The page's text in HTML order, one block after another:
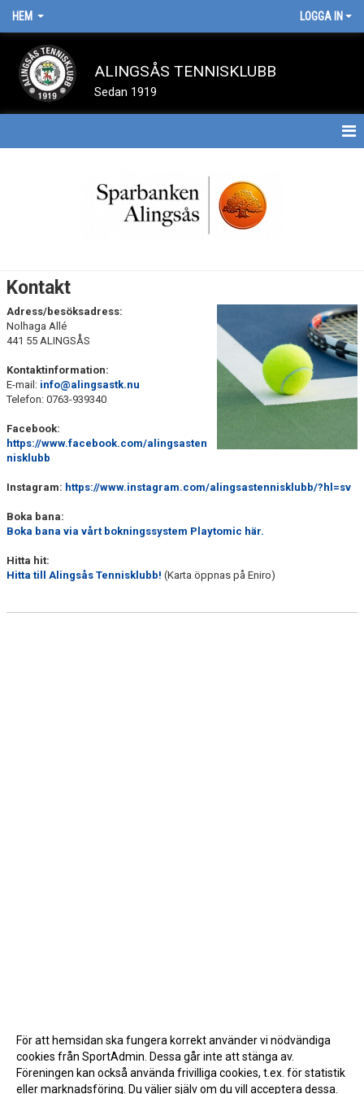
HEM LOGGA IN
ALINGSÅS TENNISKLUBB
Sedan 1919
OM KLUBBEN
TÄVLINGAR
BILDGALLERI
TRYGG TENNIS
KONTAKT
KLUBBSHOP
Kontakt
Adress/besöksadress:
Nolhaga Allé
441 55 ALINGSÅS
Kontaktinformation:
E-mail: info@alingsastk.nu
Telefon: 0763-939340
Facebook:
https://www.facebook.com/alingsasten
nisklubb
Instagram: https://www.instagram.com/alingsastennisklubb/?hl=sv
Boka bana:
Boka bana via vårt bokningssystem Playtomic här.
Hitta hit:
Hitta till Alingsås Tennisklubb! (Karta öppnas på Eniro)
För att hemsidan ska fungera korrekt använder vi nödvändiga
cookies från SportAdmin. Dessa går inte att stänga av.
Föreningen kan också använda frivilliga cookies, t.ex. för statistik
eller marknadsföring. Du väljer själv om du vill acceptera dessa.